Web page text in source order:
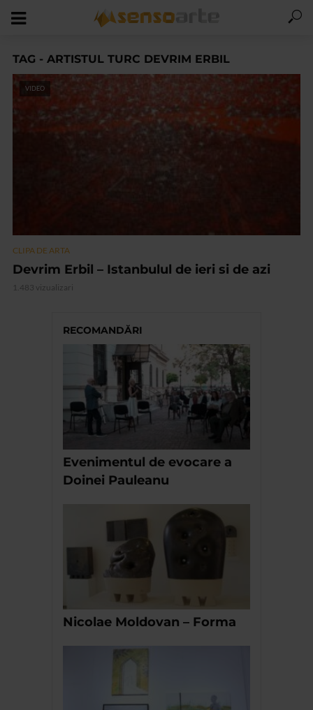
TAG - ARTISTUL TURC DEVRIM ERBIL
VIDEO
CLIPA DE ARTA
Devrim Erbil – Istanbulul de ieri si de azi
1.483 vizualizari
RECOMANDĂRI
Evenimentul de evocare a
Doinei Pauleanu
Nicolae Moldovan – Forma